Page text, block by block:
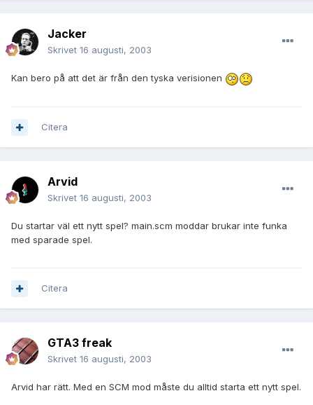
Jacker
Skrivet 16 augusti, 2003
Kan bero på att det är från den tyska verisionen
Citera
Arvid
Skrivet 16 augusti, 2003
Du startar väl ett nytt spel? main.scm moddar brukar inte funka
med sparade spel.
Citera
GTA3 freak
Skrivet 16 augusti, 2003
Arvid har rätt. Med en SCM mod måste du alltid starta ett nytt spel.